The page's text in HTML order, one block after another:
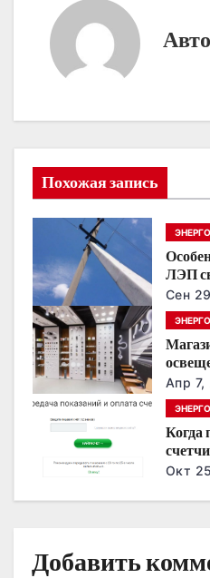
я
п
з
а
п
и
м
Похожая запись
ЛЭП
Сен
Апр 7,
Когда
Окт
Добавить